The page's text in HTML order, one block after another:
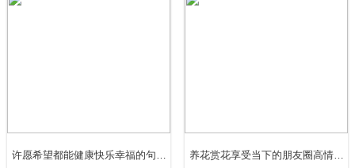
27、 少年的游戏厅，青年的KTV，老年的棋牌室，暮年的
许愿希望都能健康快乐幸福的句子(45句) 养花赏花享受当下的朋友圈高情商心情句子(40句)